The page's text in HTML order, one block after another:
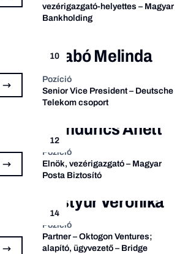
vezérigazgató-helyettes – Magyar
Bankholding
10
Szabó Melinda
Pozíció
Senior Vice President – Deutsche
Telekom csoport
12
Pandurics Anett
Pozíció
Elnök, vezérigazgató – Magyar
Posta Biztosító
14
Pistyur Veronika
Pozíció
Partner – Oktogon Ventures;
alapító, ügyvezető – Bridge